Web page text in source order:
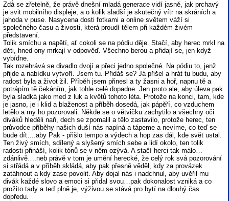
Zdá se zřetelně, že právě dnešní mladá generace vidí jasně, jak prchavý
je svit mobilního displeje, a o kolik sladší je skutečný vítr na skráních a
jahoda v puse. Nasycena dosti fotkami a online světem váží si
společného času a živosti, která proudí tělem při každém živém
představení.
Tolik smíchu a napětí, ať cokoli se na pódiu děje. Stačí, aby herec mrkl na
děti, hned ony mrkají v odpověď. Všechno berou a přidají se, jen když
vybídne.
Tak rozehrává se divadlo dvojí a přeci jedno společné. Na pódiu to, jenž
přijde a nabídku vytvoří. Jsem tu. Přidáš se? Já přišel a hrát tu budu, aby
radost byla a život žil. Příběh jsem přinesl a ty žasni a hoř, napnu tě a
potrápím tě čekáním, jak tohle celé dopadne. Jen proto ale, aby úleva pak
byla sladká jako med z luk a květů tohoto léta. Protože na konci, tam, kde
je jasno, je i klid a blaženost a příběh dosedá, jak pápěří, co vzduchem
letělo a my ho pozorovali. Někde se o větvičku zachytilo a všechny oči
diváků hleděli naň, dech se zpomalil a tělo zastavilo, protože herec, ten
průvodce příběhy našich duší nás napíná a tápeme a nevíme, co teď se
bude dít….aby Pak - přišlo tempo a výdech a hop zas dál, kde svět ustal.
Ten živý smích, sdílený a slyšený smích sebe a lidí okolo, ten tolik
radosti přináší, kolik tónů se v něm ozývá. A stačí herci tak málo…
zdánlivě….neb právě v tom je umění herecké, že celý rok svá pozorování
si střádá a v příběh skládá, aby pak přesně věděl, kdy za provázek
zatáhnout a kdy zase povolit. Aby dojal nás i nadchnul, aby uvěřil mu
divák každé slovo a emoci si přidal svou…pak dokonalost vzniká a co
prožito tady a teď plně je, výživou se stává pro bytí na dlouhý čas
dopředu.